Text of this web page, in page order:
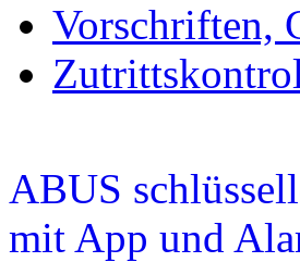
Vorschriften,
ABUS
mit App und